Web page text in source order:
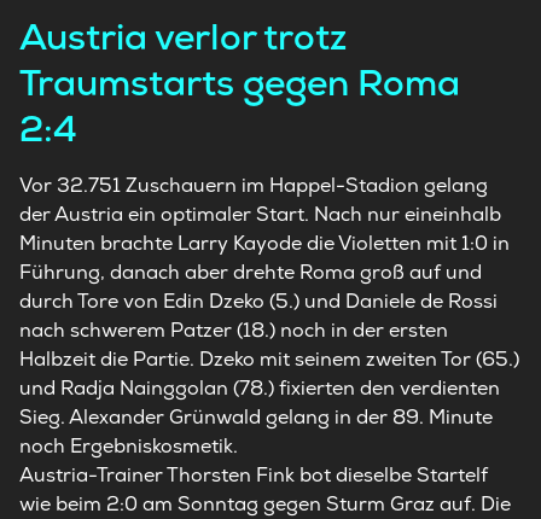
Austria verlor trotz
Traumstarts gegen Roma
2:4
Vor 32.751 Zuschauern im Happel-Stadion gelang
der Austria ein optimaler Start. Nach nur eineinhalb
Minuten brachte Larry Kayode die Violetten mit 1:0 in
Führung, danach aber drehte Roma groß auf und
durch Tore von Edin Dzeko (5.) und Daniele de Rossi
nach schwerem Patzer (18.) noch in der ersten
Halbzeit die Partie. Dzeko mit seinem zweiten Tor (65.)
und Radja Nainggolan (78.) fixierten den verdienten
Sieg. Alexander Grünwald gelang in der 89. Minute
noch Ergebniskosmetik.
Austria-Trainer Thorsten Fink bot dieselbe Startelf
wie beim 2:0 am Sonntag gegen Sturm Graz auf. Die